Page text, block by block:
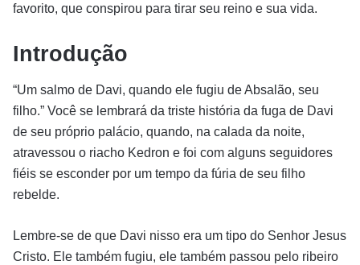
favorito, que conspirou para tirar seu reino e sua vida.
Introdução
“Um salmo de Davi, quando ele fugiu de Absalão, seu
filho.” Você se lembrará da triste história da fuga de Davi
de seu próprio palácio, quando, na calada da noite,
atravessou o riacho Kedron e foi com alguns seguidores
fiéis se esconder por um tempo da fúria de seu filho
rebelde.
Lembre-se de que Davi nisso era um tipo do Senhor Jesus
Cristo. Ele também fugiu, ele também passou pelo ribeiro